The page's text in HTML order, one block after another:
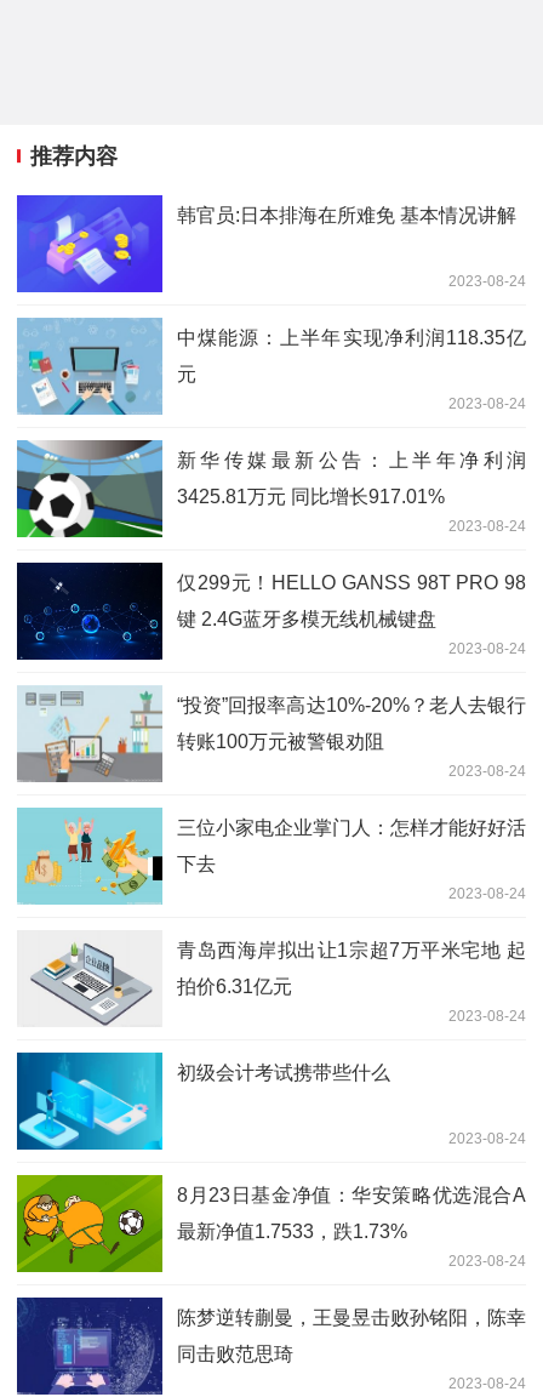
推荐内容
韩官员:日本排海在所难免 基本情况讲解
2023-08-24
中煤能源：上半年实现净利润118.35亿
元
2023-08-24
新华传媒最新公告：上半年净利润
3425.81万元 同比增长917.01%
2023-08-24
仅299元！HELLO GANSS 98T PRO 98
键 2.4G蓝牙多模无线机械键盘
2023-08-24
“投资”回报率高达10%-20%？老人去银行
转账100万元被警银劝阻
2023-08-24
三位小家电企业掌门人：怎样才能好好活
下去
2023-08-24
青岛西海岸拟出让1宗超7万平米宅地 起
拍价6.31亿元
2023-08-24
初级会计考试携带些什么
2023-08-24
8月23日基金净值：华安策略优选混合A
最新净值1.7533，跌1.73%
2023-08-24
陈梦逆转蒯曼，王曼昱击败孙铭阳，陈幸
同击败范思琦
2023-08-24